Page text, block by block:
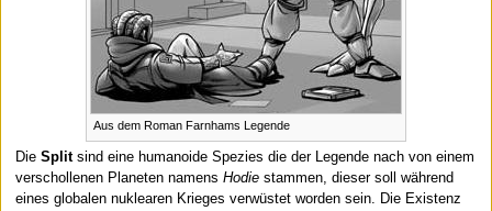
Aus dem Roman Farnhams Legende
Die Splitsind eine humanoide Spezies die der Legende nach von einem
verschollenen Planeten namens Hodiestammen, dieser soll während
eines globalen nuklearen Krieges verwüstet worden sein. Die Existenz